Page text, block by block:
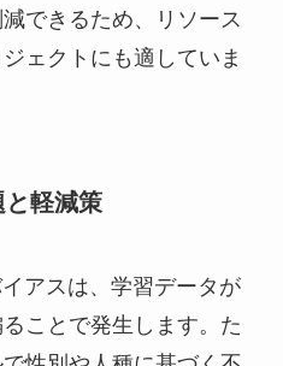
できるため、リソース
ェクトにも適していま
軽減策
アスは、学習データが
ことで発生します。た